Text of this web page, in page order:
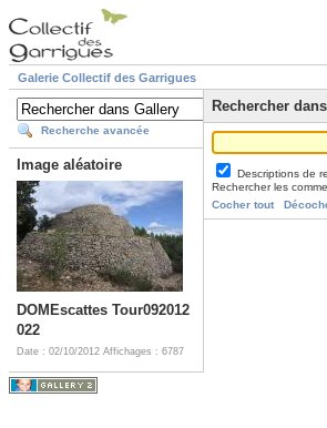
Galerie Collectif des Garrigues
Recherche avancée
Image aléatoire
DOMEscattes Tour092012
022
Date : 02/10/2012 Affichages : 6787
Rechercher
Descriptions de
Rechercher les
Cocher tout